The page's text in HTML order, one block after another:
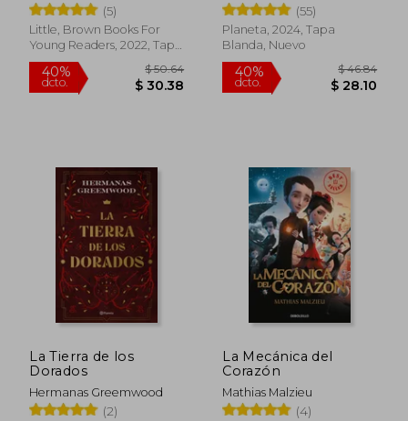
45%
dcto.
45%
dcto.
Rápido
(5)
Little, Brown Books For
Young Readers, 2022, Tapa
Blanda, Nuevo
(55)
Planeta, 2024, Tapa
Blanda, Nuevo
La Tierra de los
Dorados
Hermanas Greemwood
(2)
La Mecánica del
Corazón
Mathias Malzieu
(4)